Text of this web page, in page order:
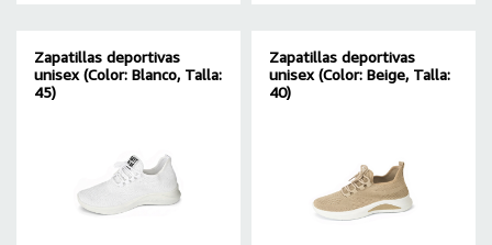
Zapatillas deportivas
unisex (Color: Blanco, Talla:
45)
Zapatillas deportivas
unisex (Color: Beige, Talla:
40)